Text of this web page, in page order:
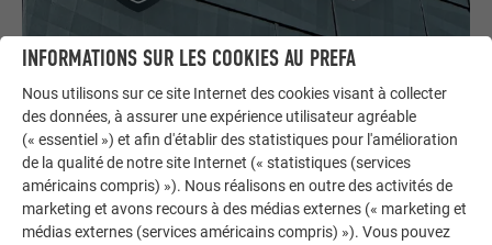
La sicurezza di aver fatto la scelta giusta
Accordiamo fino a 40 anni di garanzia su materiale e colore.
Richiedi il certificato di garanzia per il tuo cliente.
MAGGIORI INFORMAZIONI
INFORMATIONS SUR LES COOKIES AU PREFA
Nous utilisons sur ce site Internet des cookies visant à collecter
des données, à assurer une expérience utilisateur agréable
(« essentiel ») et afin d'établir des statistiques pour l'amélioration
de la qualité de notre site Internet (« statistiques (services
américains compris) »). Nous réalisons en outre des activités de
marketing et avons recours à des médias externes (« marketing et
médias externes (services américains compris) »). Vous pouvez